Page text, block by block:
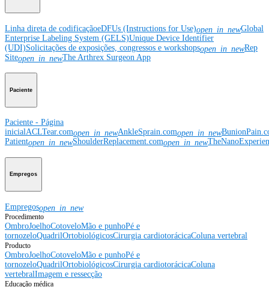
Linha direta de codificaçãoeDFUs (Instructions for Use)open_in_newGlobal
Enterprise Labeling System (GELS)Unique Device Identifier
(UDI)Solicitações de exposições, congressos e workshopsopen_in_newRep
Siteopen_in_newThe Arthrex Surgeon App
Paciente
Paciente - Página
inicialACLTear.comopen_in_newAnkleSprain.comopen_in_new
Patientopen_in_newShoulderReplacement.comopen_in_new
Empregos
Empregosopen_in_new
Procedimento
OmbroJoelhoCotoveloMão e punhoPé e
tornozeloQuadrilOrtobiológicosCirurgia cardiotorácicaColuna vertebral
Producto
OmbroJoelhoCotoveloMão e punhoPé e
tornozeloQuadrilOrtobiológicosCirurgia cardiotorácicaColuna
vertebralImagem e ressecção
Educação médica